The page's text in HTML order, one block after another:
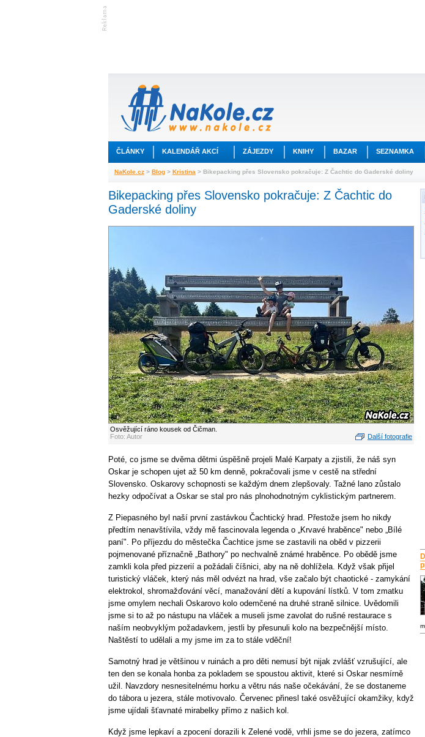
ČLÁNKY KALENDÁŘ AKCÍ ZÁJEZDY KNIHY BAZAR SEZNAMKA
NaKole.cz > Blog > Kristina > Bikepacking přes Slovensko pokračuje: Z Čachtic do Gaderské doliny
Bikepacking přes Slovensko pokračuje: Z Čachtic do
Gaderské doliny
Osvěžující ráno kousek od Čičman.
Foto: Autor
Další fotografie
Poté, co jsme se dvěma dětmi úspěšně projeli Malé Karpaty a zjistili, že náš syn
Oskar je schopen ujet až 50 km denně, pokračovali jsme v cestě na střední
Slovensko. Oskarovy schopnosti se každým dnem zlepšovaly. Tažné lano zůstalo
hezky odpočívat a Oskar se stal pro nás plnohodnotným cyklistickým partnerem.
Z Piepasného byl naší první zastávkou Čachtický hrad. Přestože jsem ho nikdy
předtím nenavštívila, vždy mě fascinovala legenda o „Krvavé hraběnce" nebo „Bílé
paní". Po příjezdu do městečka Čachtice jsme se zastavili na oběd v pizzerii
pojmenované příznačně „Bathory" po nechvalně známé hraběnce. Po obědě jsme
zamkli kola před pizzerií ​​a požádali číšnici, aby na ně dohlížela. Když však přijel
turistický vláček, který nás měl odvézt na hrad, vše začalo být chaotické - zamykání
elektrokol, shromažďování věcí, manažování dětí a kupování lístků. V tom zmatku
jsme omylem nechali Oskarovo kolo odemčené na druhé straně silnice. Uvědomili
jsme si to až po nástupu na vláček a museli jsme zavolat do rušné restaurace s
naším neobvyklým požadavkem, jestli by přesunuli kolo na bezpečnější místo.
Naštěstí to udělali a my jsme im za to stále vděční!
Samotný hrad je většinou v ruinách a pro děti nemusí být nijak zvlášť vzrušující, ale
ten den se konala honba za pokladem se spoustou aktivit, které si Oskar nesmírně
užil. Navzdory nesnesitelnému horku a větru nás naše očekávání, že se dostaneme
do tábora u jezera, stále motivovalo. Červenec přinesl také osvěžující okamžiky, když
jsme ujídali šťavnaté mirabelky přímo z našich kol.
Když jsme lepkaví a zpocení dorazili k Zelené vodě, vrhli jsme se do jezera, zatímco